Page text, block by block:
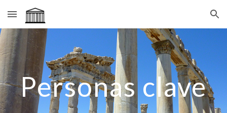
Skip to main content Skip to navigation
Personas clave